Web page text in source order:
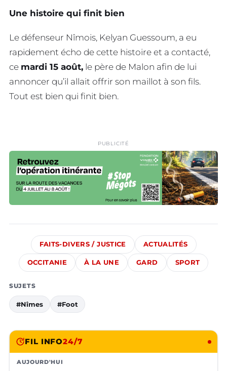
Une histoire qui finit bien
Le défenseur Nîmois, Kelyan Guessoum, a eu
rapidement écho de cette histoire et a contacté,
ce mardi 15 août, le père de Malon afin de lui
annoncer qu’il allait offrir son maillot à son fils.
Tout est bien qui finit bien.
PUBLICITÉ
FAITS-DIVERS / JUSTICE ACTUALITÉS
OCCITANIE À LA UNE GARD SPORT
SUJETS
#Nîmes #Foot
FIL INFO24/7
AUJOURD'HUI